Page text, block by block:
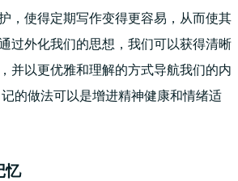
，使得定期写作变得更容易，从而使其
过外化我们的思想，我们可以获得清晰
并以更优雅和理解的方式导航我们的内
的做法可以是增进精神健康和情绪适
忆